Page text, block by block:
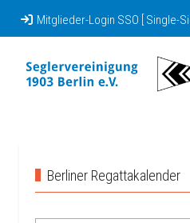
Mitglieder-Login SSO [ Single-
Berliner Regattakalender